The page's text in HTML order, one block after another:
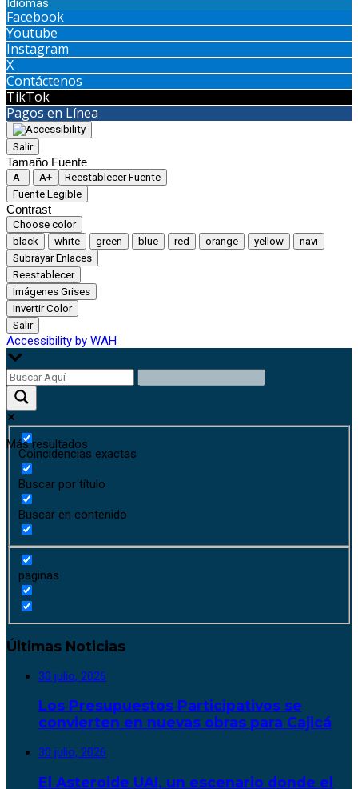
Facebook
Youtube
Instagram
X
Contáctenos
TikTok
Pagos en Línea
Salir
Tamaño Fuente
A- A+
Reestablecer Fuente
Fuente Legible
Contrast
Choose color
black
white green blue red orange yellow
navi
Subrayar Enlaces
Reestablecer
Imágenes Grises
Invertir Color
Salir
Accessibility by WAH
Más resultados
Coincidencias exactas
Buscar por título
Buscar en contenido
paginas
Últimas Noticias
30 julio, 2026
Los Presupuestos Participativos se
convierten en nuevas obras para Cajicá
30 julio, 2026
El Asteroide UAI, un escenario donde el